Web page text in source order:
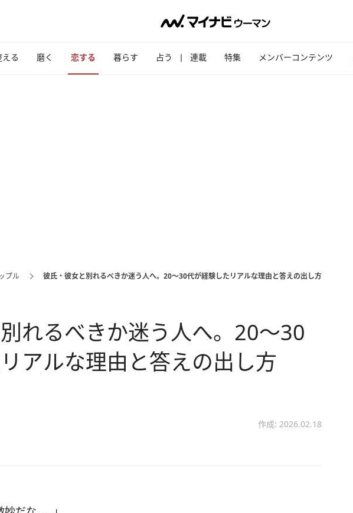
える 磨く 恋する 暮らす 占う 連載 特集 メンバーコンテンツ
プル 彼氏・彼女と別れるべきか迷う人へ。20〜30代が経験したリアルな理由と答えの出し方
れるべきか迷う人へ。20〜30
アルな理由と答えの出し方
作成: 2026.02.18